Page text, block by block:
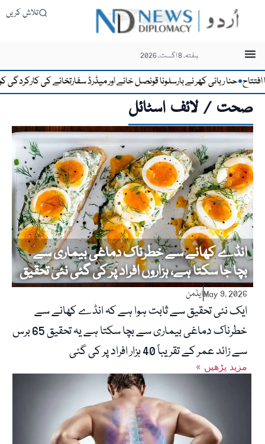
تلاش کریں
ہفتہ، 8 اگست، 2026
حنا ربانی کھر نے بارسلونا قونصل خانے اور میڈرڈ سفارتخانے کی کارکردگی کو●
صحت / لائف اسٹائل
انڈے کھانے سے خطرناک دماغی بیماری سے
بچا جا سکتا ہے، ہزاروں افراد پر کی گئی نئی تحقیق
ایڈمنMay 9, 2026
ایک نئی تحقیق سے ثابت ہوا ہے کہ انڈے کھانے سے
خطرناک دماغی بیماری سے بچا سکتا ہے یہ تحقیق 65 برس
سے زائد عمر کے تقریباً 40 ہزار افراد پر کی گئی
« مزید پڑھیں